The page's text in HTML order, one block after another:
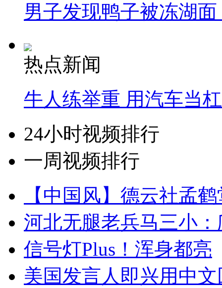
男子发现鸭子被冻湖
热点新闻
牛人练举重 用汽车当
24小时视频排行
一周视频排行
【中国风】德云社孟
河北无腿老兵马三小
信号灯Plus！浑身都亮
美国发言人即兴用中